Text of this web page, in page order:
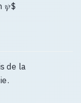
𝜓$
de la